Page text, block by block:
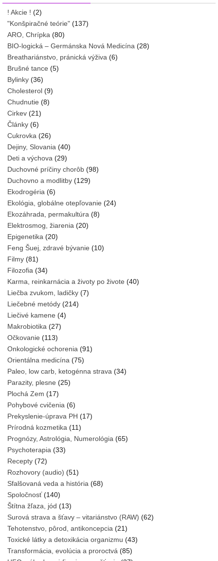
! Akcie ! (2)
"Konšpiračné teórie" (137)
ARO, Chrípka (80)
BIO-logická – Germánska Nová Medicína (28)
Breathariánstvo, pránická výživa (6)
Brušné tance (5)
Bylinky (36)
Cholesterol (9)
Chudnutie (8)
Cirkev (21)
Články (6)
Cukrovka (26)
Dejiny, Slovania (40)
Deti a výchova (29)
Duchovné príčiny chorôb (98)
Duchovno a modlitby (129)
Ekodrogéria (6)
Ekológia, globálne otepľovanie (24)
Ekozáhrada, permakultúra (8)
Elektrosmog, žiarenia (20)
Epigenetika (20)
Feng Šuej, zdravé bývanie (10)
Filmy (81)
Filozofia (34)
Karma, reinkarnácia a životy po živote (40)
Liečba zvukom, ladičky (7)
Liečebné metódy (214)
Liečivé kamene (4)
Makrobiotika (27)
Očkovanie (113)
Onkologické ochorenia (91)
Orientálna medicína (75)
Paleo, low carb, ketogénna strava (34)
Parazity, plesne (25)
Plochá Zem (17)
Pohybové cvičenia (6)
Prekyslenie-úprava PH (17)
Prírodná kozmetika (11)
Prognózy, Astrológia, Numerológia (65)
Psychoterapia (33)
Recepty (72)
Rozhovory (audio) (51)
Sfalšovaná veda a história (68)
Spoločnosť(140)
Štítna žľaza, jód (13)
Surová strava a šťavy – vitariánstvo (RAW) (62)
Tehotenstvo, pôrod, antikoncepcia (21)
Toxické látky a detoxikácia organizmu (43)
Transformácia, evolúcia a proroctvá (85)